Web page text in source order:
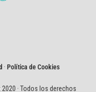
·Política de Cookies
· Todos los derechos